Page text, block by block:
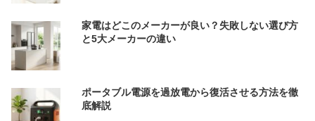
家電はどこのメーカーが良い？失敗しない選び方
と5大メーカーの違い
ポータブル電源を過放電から復活させる方法を徹
底解説